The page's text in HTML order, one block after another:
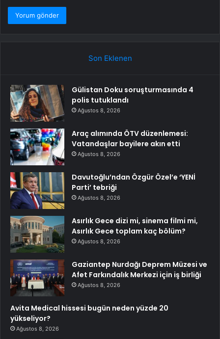
Son Eklenen
Gülistan Doku soruşturmasında 4
polis tutuklandı
Ağustos 8, 2026
Araç alımında ÖTV düzenlemesi:
Vatandaşlar bayilere akın etti
Ağustos 8, 2026
Davutoğlu’ndan Özgür Özel’e ‘YENİ
Parti’ tebriği
Ağustos 8, 2026
Asırlık Gece dizi mi, sinema filmi mi,
Asırlık Gece toplam kaç bölüm?
Ağustos 8, 2026
Gaziantep Nurdağı Deprem Müzesi ve
Afet Farkındalık Merkezi için iş birliği
Ağustos 8, 2026
Avita Medical hissesi bugün neden yüzde 20
yükseliyor?
Ağustos 8, 2026